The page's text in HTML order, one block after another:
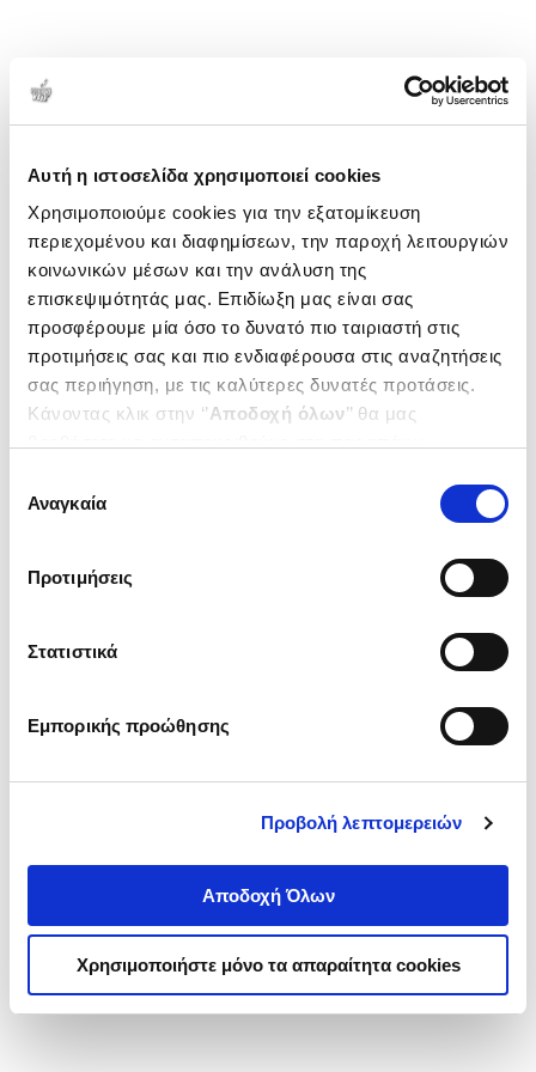
Αυτή η ιστοσελίδα χρησιμοποιεί cookies
Χρησιμοποιούμε cookies για την εξατομίκευση
περιεχομένου και διαφημίσεων, την παροχή λειτουργιών
κοινωνικών μέσων και την ανάλυση της
επισκεψιμότητάς μας. Επιδίωξη μας είναι σας
προσφέρουμε μία όσο το δυνατό πιο ταιριαστή στις
προτιμήσεις σας και πιο ενδιαφέρουσα στις αναζητήσεις
σας περιήγηση, με τις καλύτερες δυνατές προτάσεις.
Κάνοντας κλικ στην ‘’Αποδοχή όλων’’ θα μας
ενδιαφέρουν και να επιλέξετε από τα παρακάτω με την
΄΄και να ενημερωθείτε σχετικά με
συγκατάθεσης
Αναγκαία
Προτιμήσεις
Στατιστικά
Εμπορικής προώθησης
Προβολή λεπτομερειών
Αποδοχή Όλων
Χρησιμοποιήστε μόνο τα απαραίτητα cookies